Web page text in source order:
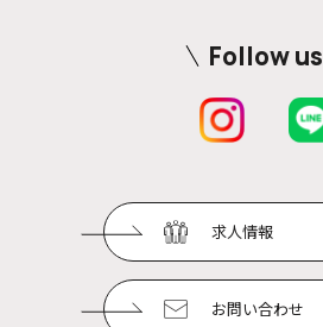
Follow us
求人情報
お問い合わせ